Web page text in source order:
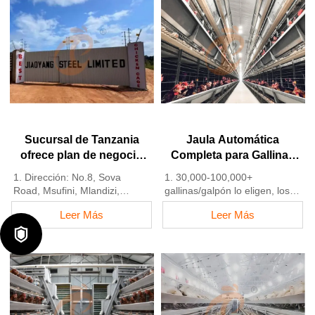
para avicultura y existencias
para la venta
3. Personalizado para granjas
avícolas nigerianas
4. La calidad y el diseño están
basados en estándares
europeos
5. Recepción en línea 24
+8618830120193
4. La calidad y el diseño están
basados en estándares
europeos
5. Recepción en línea 24
horas Whatsapp NO. :
+8618830120193,
contáctenos para obtener la
lista de precios
Sucursal de Tanzania
ofrece plan de negocio
fabrica equipos para
granjas avícolas
1. Dirección: No.8, Sova
Road, Msufini, Mlandizi,
Kibaha, Pwani, Tanzania
2. Fábrica de equipos para
granjas avícolas y jaulas para
aves de corral y existencias
para la venta
3. Personalizado para granjas
avícolas de Tanzania
4. La calidad y el diseño están
basados en Europa
Leer Más
Jaula Automática
Completa para Gallinas
1. 30,000-100,000+
gallinas/galpón lo eligen, los
avicultores pueden lograr una
tasa de producción de huevos
del 96-98%
frente al 85-90% típico de los
sistemas manuales
3. Una granja avícola típica
puede esperar una reducción
del 30-40% en costos
Leer Más
